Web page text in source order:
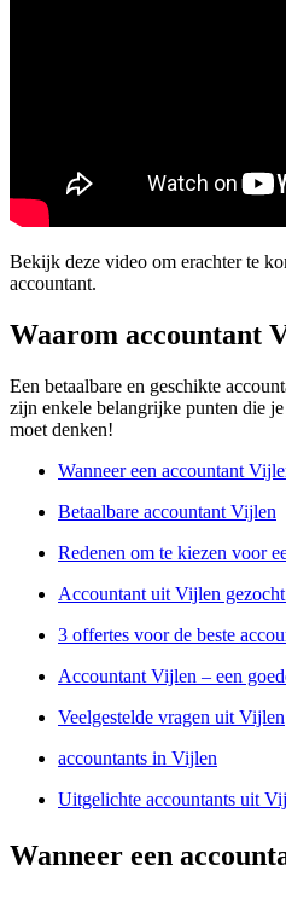
Bekijk deze video om erachter te
accountant.
Waarom accountant
Een betaalbare en geschikte
zijn enkele belangrijke punten die
moet denken!
Wanneer een accountant
Betaalbare accountant Vijlen
Redenen om te kiezen voor
Accountant uit Vijlen
3 offertes voor de beste
Accountant Vijlen – een
Veelgestelde vragen uit Vijlen
accountants in Vijlen
Uitgelichte accountants uit
Wanneer een